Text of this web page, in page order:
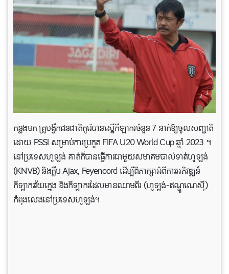
កន្លងមក គ្រូបង្វឹកជនជាតិកូរ៉េបានស្នើកីឡាករចំនួន 7 នាក់ឱ្យចូលសញ្ជាតិ
ដោយ PSSI សម្រាប់ការប្រកួត FIFA U20 World Cup ឆ្នាំ 2023 ។
នៅប្រទេស​ហូឡង់ គាត់ក៏បានធ្វើការជាមួយសមាគមបាល់ទាត់ហូឡង់
(KNVB) និងក្លឹប Ajax, Feyenoord ដើម្បីពិភាក្សាអំពីការអភិវឌ្ឍន៍
កីឡាករវ័យក្មេង និងកីឡាករដែល​មានឈាមពីរ (ហូឡង់-ឥណ្ឌូណេស៊ី)
កំពុងលេងនៅប្រទេសហូឡង់។